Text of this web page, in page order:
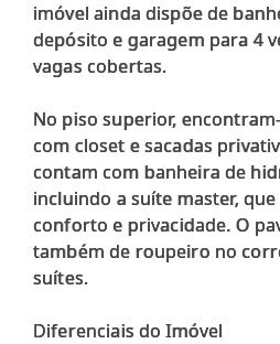
imóvel ainda dispõe de
depósito e garagem para 4
vagas cobertas.
No piso superior,
com closet e sacadas
contam com banheira de
incluindo a suíte master,
conforto e privacidade. O
também de roupeiro no
suítes.
Diferenciais do Imóvel